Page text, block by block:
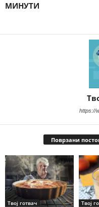
МИНУТИ
https://
Поврзани
Твој готвач Твој